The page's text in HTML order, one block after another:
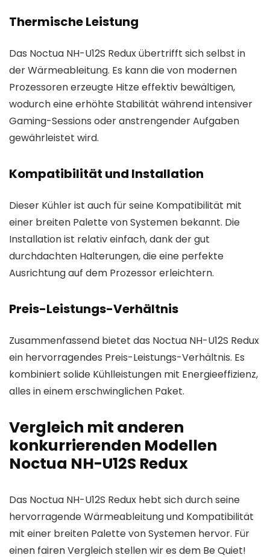
Thermische Leistung
Das Noctua NH-U12S Redux übertrifft sich selbst in
der Wärmeableitung. Es kann die von modernen
Prozessoren erzeugte Hitze effektiv bewältigen,
wodurch eine erhöhte Stabilität während intensiver
Gaming-Sessions oder anstrengender Aufgaben
gewährleistet wird.
Kompatibilität und Installation
Dieser Kühler ist auch für seine Kompatibilität mit
einer breiten Palette von Systemen bekannt. Die
Installation ist relativ einfach, dank der gut
durchdachten Halterungen, die eine perfekte
Ausrichtung auf dem Prozessor erleichtern.
Preis-Leistungs-Verhältnis
Zusammenfassend bietet das Noctua NH-U12S Redux
ein hervorragendes Preis-Leistungs-Verhältnis. Es
kombiniert solide Kühlleistungen mit Energieeffizienz,
alles in einem erschwinglichen Paket.
Vergleich mit anderen
konkurrierenden Modellen
Noctua NH-U12S Redux
Das Noctua NH-U12S Redux hebt sich durch seine
hervorragende Wärmeableitung und Kompatibilität
mit einer breiten Palette von Systemen hervor. Für
einen fairen Vergleich stellen wir es dem Be Quiet!